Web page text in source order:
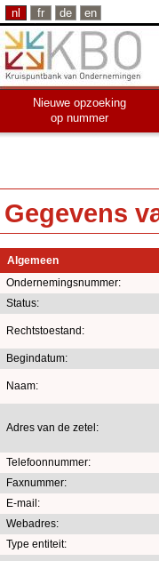
nl fr de en
Nieuwe opzoeking
op nummer
Gegevens
Algemeen
Ondernemingsnummer:
Status:
Rechtstoestand:
Begindatum:
Naam:
Adres van de zetel:
Telefoonnummer:
Faxnummer:
E-mail:
Webadres:
Type entiteit: